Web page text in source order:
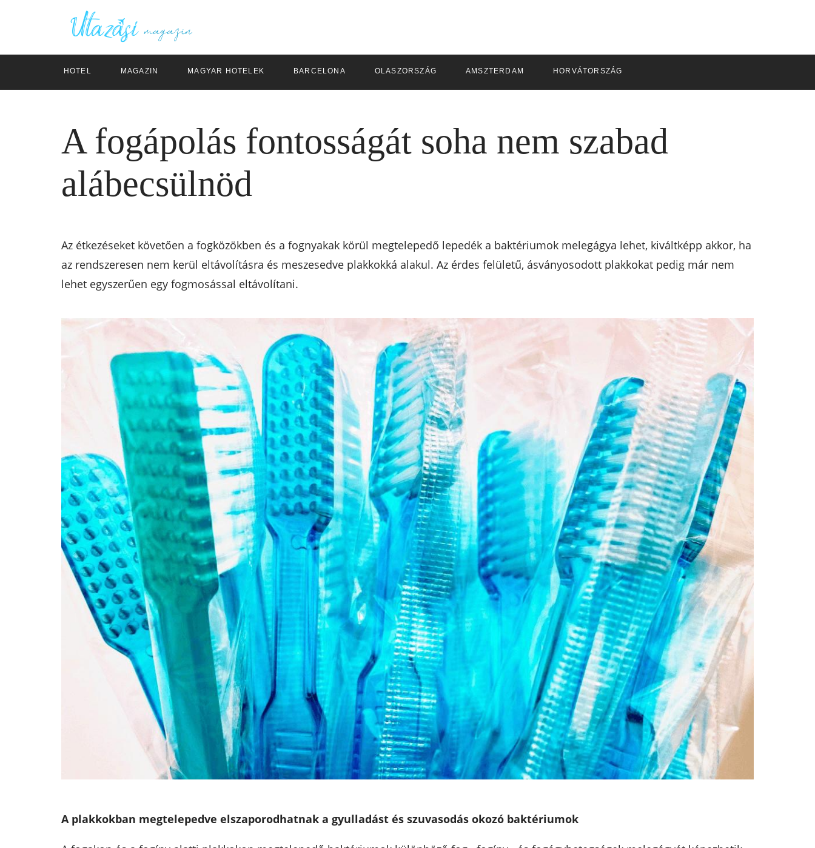
HOTEL MAGAZIN MAGYAR HOTELEK BARCELONA OLASZORSZÁG AMSZTERDAM HORVÁTORSZÁG
A fogápolás fontosságát soha nem szabad
alábecsülnöd
Az étkezéseket követően a fogközökben és a fognyakak körül megtelepedő lepedék a baktériumok melegágya lehet, kiváltképp akkor, ha
az rendszeresen nem kerül eltávolításra és meszesedve plakkokká alakul. Az érdes felületű, ásványosodott plakkokat pedig már nem
lehet egyszerűen egy fogmosással eltávolítani.
A plakkokban megtelepedve elszaporodhatnak a gyulladást és szuvasodás okozó baktériumok